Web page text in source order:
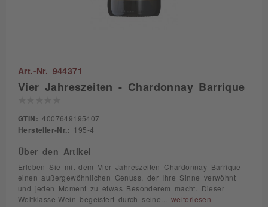
Art.-Nr. 944371
Vier Jahreszeiten - Chardonnay Barrique
GTIN: 4007649195407
Hersteller-Nr.: 195-4
Über den Artikel
Erleben Sie mit dem Vier Jahreszeiten Chardonnay Barrique
einen außergewöhnlichen Genuss, der Ihre Sinne verwöhnt
und jeden Moment zu etwas Besonderem macht. Dieser
Weltklasse-Wein begeistert durch seine... weiterlesen